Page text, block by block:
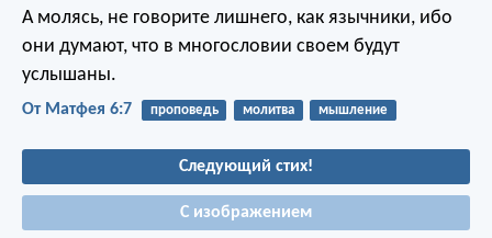
А молясь, не говорите лишнего, как язычники, ибо
они думают, что в многословии своем будут
услышаны.
От Матфея 6:7 проповедь молитва мышление
Следующий стих!
С изображением